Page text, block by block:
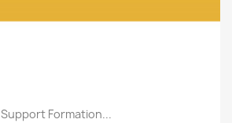
Support Formation...